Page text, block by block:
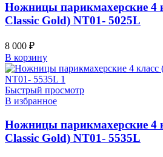
Ножницы парикмахерские 4
Classic Gold) NT01- 5025L
8 000 ₽
В корзину
Быстрый просмотр
В избранное
Ножницы парикмахерские 4
Classic Gold) NT01- 5535L